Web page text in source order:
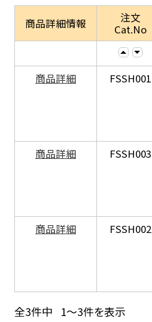
商品詳細情報
注文
Cat.No
商品詳細 FSSH001
商品詳細
FSSH003
商品詳細
FSSH002
全3件中 1～3件を表示